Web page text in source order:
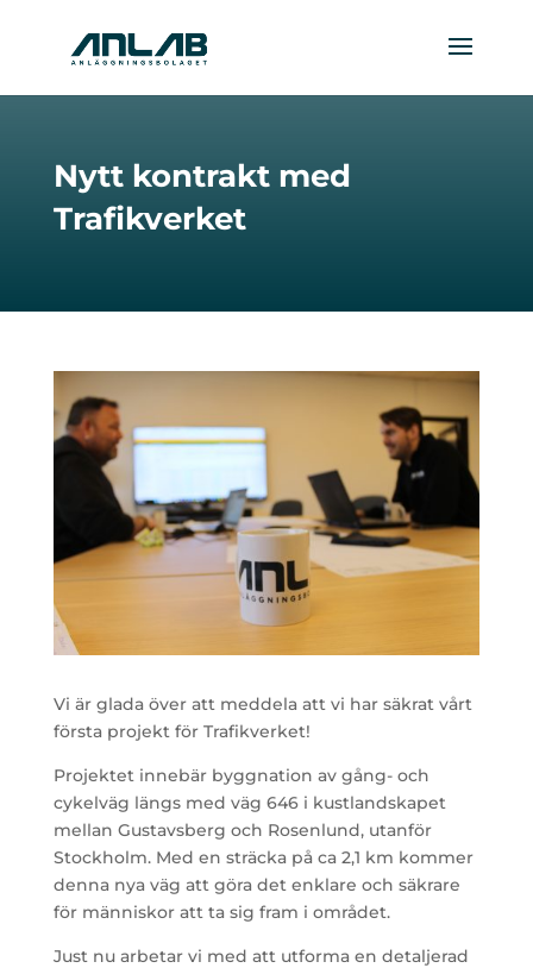
Nytt kontrakt med
Trafikverket
Vi är glada över att meddela att vi har säkrat vårt
första projekt för Trafikverket!
Projektet innebär byggnation av gång- och
cykelväg längs med väg 646 i kustlandskapet
mellan Gustavsberg och Rosenlund, utanför
Stockholm. Med en sträcka på ca 2,1 km kommer
denna nya väg att göra det enklare och säkrare
för människor att ta sig fram i området.
Just nu arbetar vi med att utforma en detaljerad